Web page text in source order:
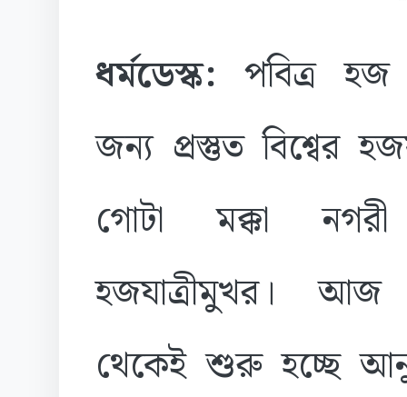
ধর্মডেস্ক:পবিত্র
জন্য প্রস্তুত বিশ্বের
গোটা মক্কা
হজযাত্রীমুখর। আজ
থেকেই শুরু হচ্ছে